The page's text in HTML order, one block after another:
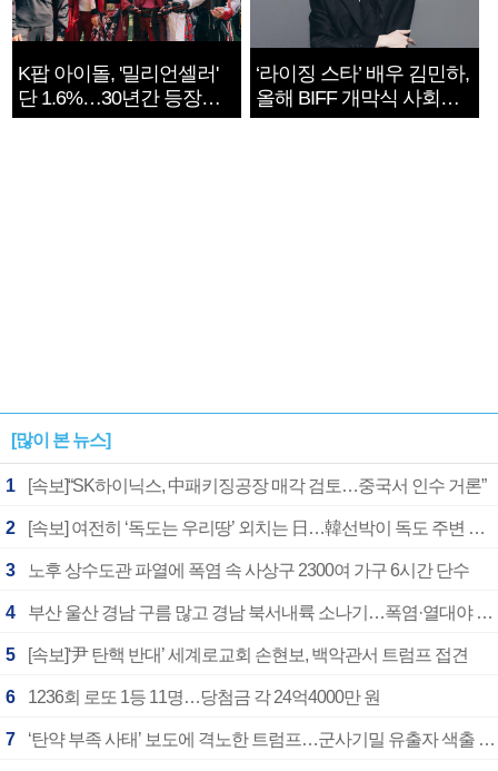
K팝 아이돌, '밀리언셀러'
단 1.6%…30년간 등장
1182개팀 전수조사
‘라이징 스타’ 배우 김민하,
올해 BIFF 개막식 사회자
확정
[많이 본 뉴스]
1 [속보]“SK하이닉스, 中패키징공장 매각 검토…중국서 인수 거론”
2 [속보] 여전히 ‘독도는 우리땅’ 외치는 日…韓선박이 독도 주변 해양조사 활동하자 반발
3 노후 상수도관 파열에 폭염 속 사상구 2300여 가구 6시간 단수
4 부산 울산 경남 구름 많고 경남 북서내륙 소나기…폭염·열대야 계속
5 [속보]‘尹 탄핵 반대’ 세계로교회 손현보, 백악관서 트럼프 접견
6 1236회 로또 1등 11명…당첨금 각 24억4000만 원
7 ‘탄약 부족 사태’ 보도에 격노한 트럼프…군사기밀 유출자 색출 지시